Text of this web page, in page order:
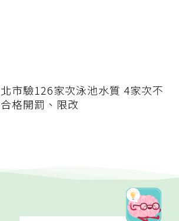
北市驗126家次泳池水質 4家次不
合格開罰、限改